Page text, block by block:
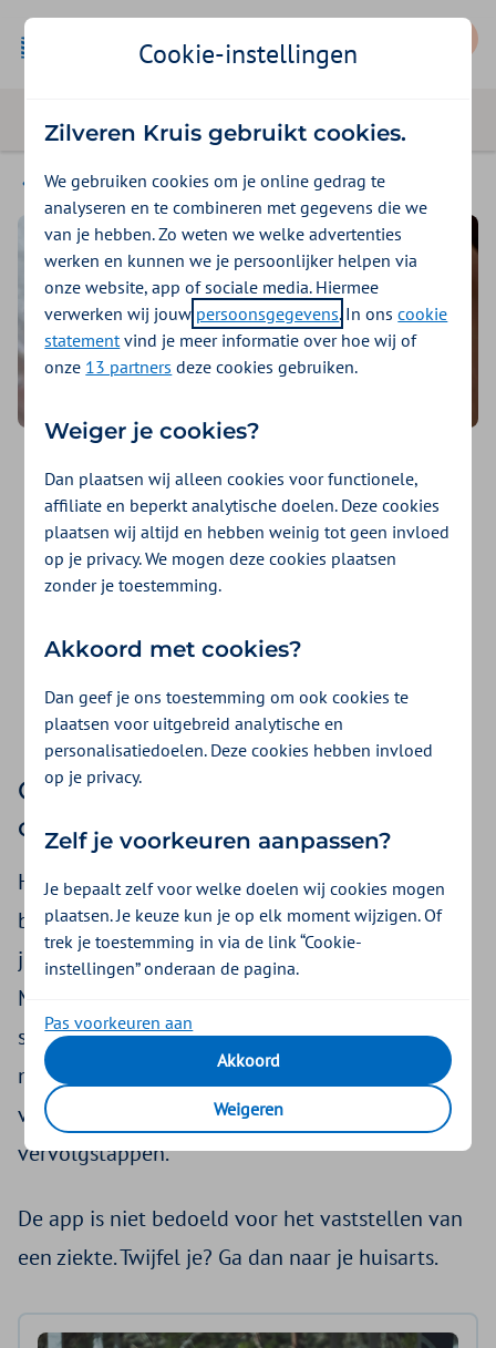
Vergoedingen
SkinVision-app
Heb je een verdacht plekje op je huid? Check
deze makkelijk en snel met de SkinVision-
Download de SkinVision-app
Controleer zelf verdachte plekken
op je huid
Heb je een verdacht plekje op je huid? Het is
belangrijk dat je dit op tijd controleert. Dat kun
je nu heel makkelijk zelf met de SkinVision-app.
Maak een foto met de app en binnen enkele
seconden weet je of een plekje verdacht is of
niet. Zo ben je snel gerustgesteld. Is er een
verhoogd risico? Dan krijg je een advies met
vervolgstappen.
De app is niet bedoeld voor het vaststellen van
een ziekte. Twijfel je? Ga dan naar je huisarts.
Cookie-instellingen
Zilveren Kruis gebruikt cookies.
We gebruiken cookies om je online gedrag te
analyseren en te combineren met gegevens die we
van je hebben. Zo weten we welke advertenties
werken en kunnen we je persoonlijker helpen via
onze website, app of sociale media. Hiermee
verwerken wij jouw persoonsgegevens. In onscookie
statementvind je meer informatie over hoe wij of
onze 13 partners deze cookies gebruiken.
Weiger je cookies?
Dan plaatsen wij alleen cookies voor functionele,
affiliate en beperkt analytische doelen. Deze cookies
plaatsen wij altijd en hebben weinig tot geen invloed
op je privacy. We mogen deze cookies plaatsen
zonder je toestemming.
Akkoord met cookies?
Dan geef je ons toestemming om ook cookies te
plaatsen voor uitgebreid analytische en
personalisatiedoelen. Deze cookies hebben invloed
op je privacy.
Zelf je voorkeuren aanpassen?
Je bepaalt zelf voor welke doelen wij cookies mogen
plaatsen. Je keuze kun je op elk moment wijzigen. Of
trek je toestemming in via de link “Cookie-
instellingen” onderaan de pagina.
Pas voorkeuren aan
Akkoord
Weigeren